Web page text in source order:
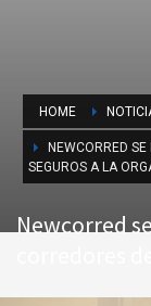
HOME
NEWCORRED
SEGUROS A LA
Newcorred